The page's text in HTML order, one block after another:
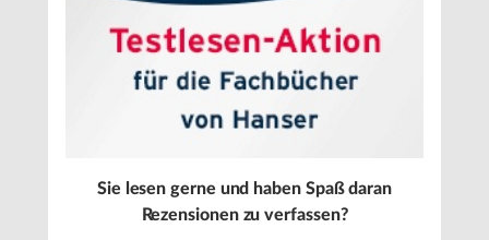
Sie lesen gerne und haben Spaß daran
Rezensionen zu verfassen?